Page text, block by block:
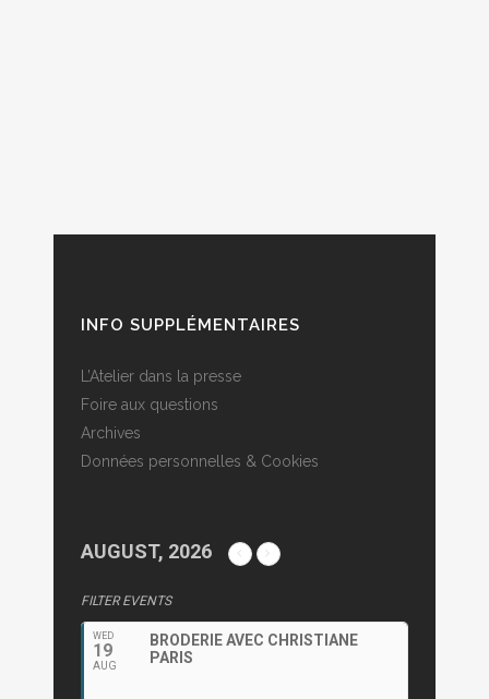
INFO SUPPLÉMENTAIRES
L’Atelier dans la presse
Foire aux questions
Archives
Données personnelles & Cookies
AUGUST, 2026
FILTER EVENTS
WED
19
AUG
BRODERIE AVEC CHRISTIANE
PARIS